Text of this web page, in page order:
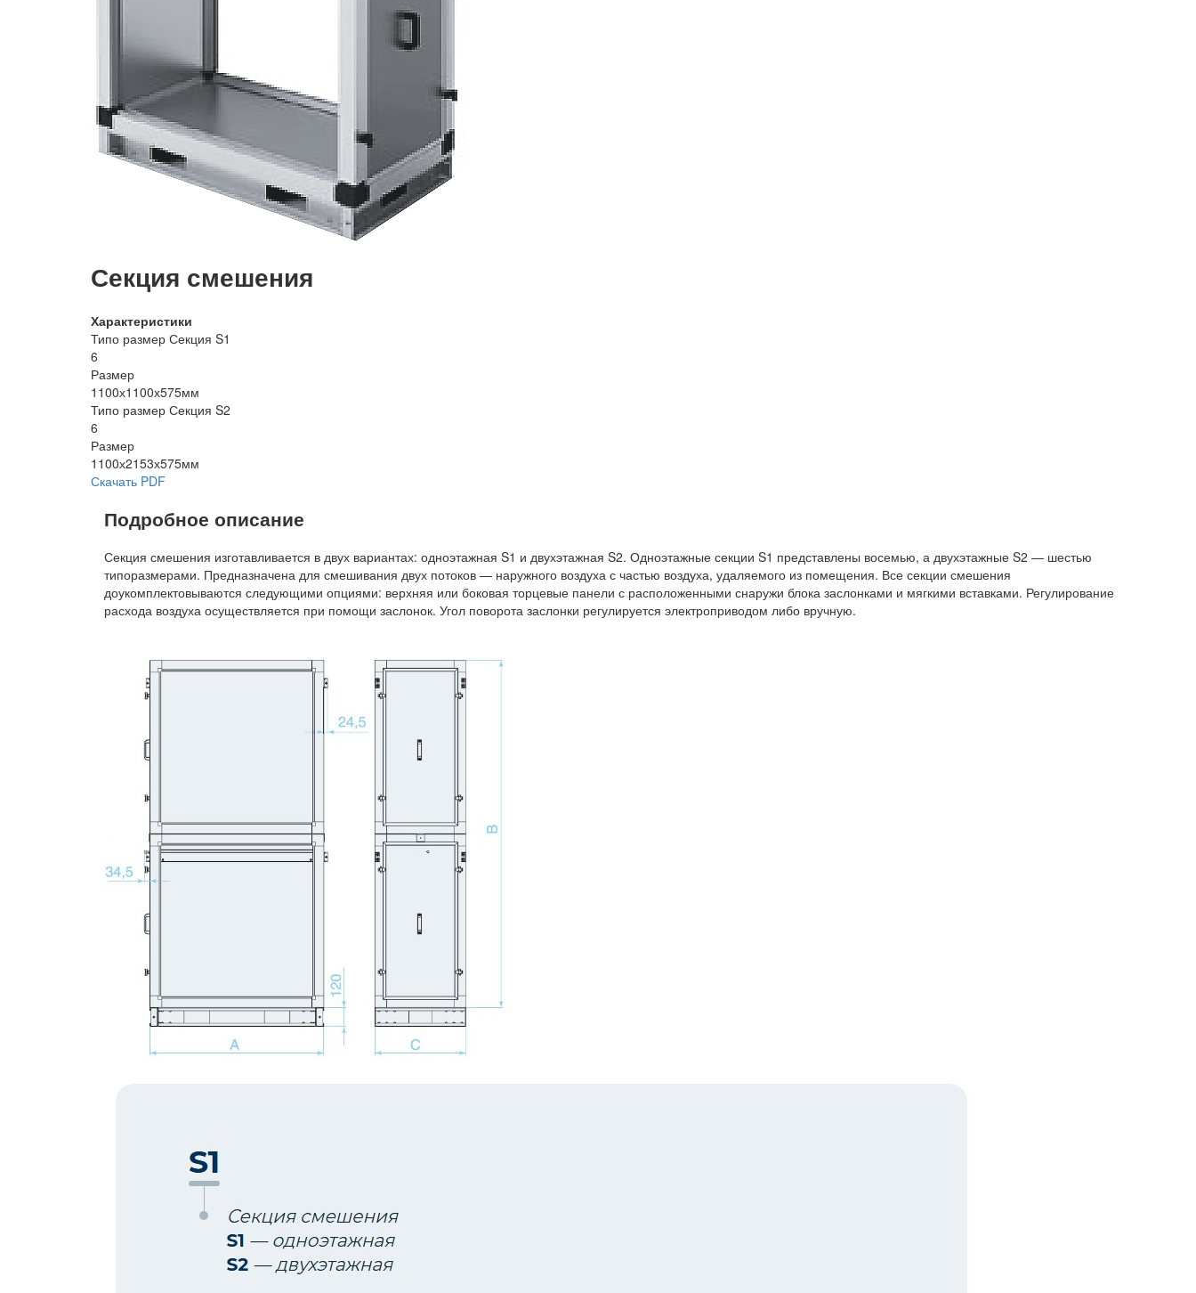
Секция смешения
Характеристики
Типо размер Секция S1
6
Размер
1100х1100х575мм
Типо размер Секция S2
6
Размер
1100х2153х575мм
Скачать PDF
Подробное описание
Секция смешения изготавливается в двух вариантах: одноэтажная S1 и двухэтажная S2. Одноэтажные секции S1 представлены восемью, а двухэтажные S2 — шестью
типоразмерами. Предназначена для смешивания двух потоков — наружного воздуха с частью воздуха, удаляемого из помещения. Все секции смешения
доукомплектовываются следующими опциями: верхняя или боковая торцевые панели с расположенными снаружи блока заслонками и мягкими вставками. Регулирование
расхода воздуха осуществляется при помощи заслонок. Угол поворота заслонки регулируется электроприводом либо вручную.